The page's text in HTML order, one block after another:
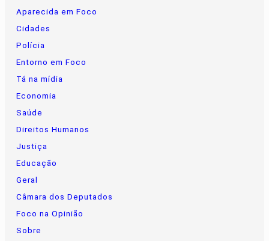
Aparecida em Foco
Cidades
Polícia
Entorno em Foco
Tá na mídia
Economia
Saúde
Direitos Humanos
Justiça
Educação
Geral
Câmara dos Deputados
Foco na Opinião
Sobre